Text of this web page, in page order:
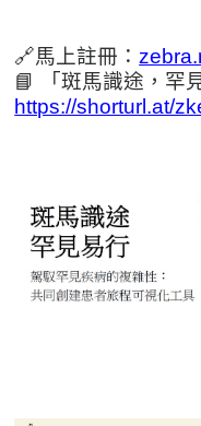
🔗馬上註冊：
📘 「斑馬識途，罕
https://shorturl.at/